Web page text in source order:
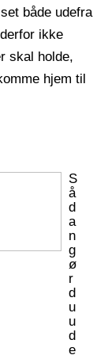
både udefra
ikke
skal holde,
hjem til
S
å
d
a
n
g
ø
r
d
u
u
d
e